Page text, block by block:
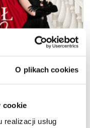
O plikach cookies
cookie
usług